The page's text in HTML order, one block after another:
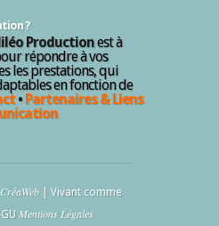
?
Productionest à
répondre à vos
les prestations, qui
en fonction de
•Partenaires & Liens
CréaWeb | Vivant comme
Mentions Légales